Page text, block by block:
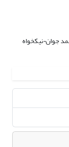
جوان¬نیکخواه